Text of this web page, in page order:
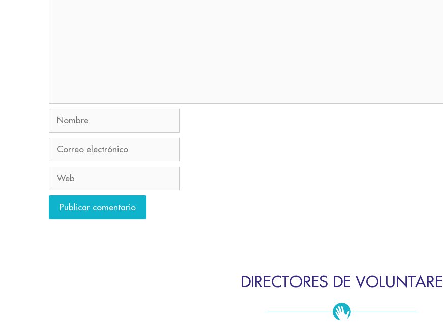
DIRECTORES DE VOLUNTARE